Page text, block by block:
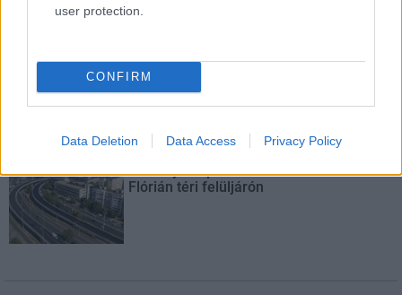
user protection.
CONFIRM
Data Deletion Data Access Privacy Policy
Másfélszeresére bővítik
Hódmezővásárhely jó hírű református
iskoláját
Látványos építési szakasz indult be a
Flórián téri felüljárón